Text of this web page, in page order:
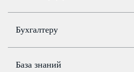
Бухгалтеру
Цены
База знаний